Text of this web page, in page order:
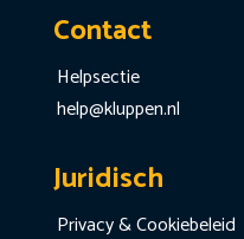
Contact
Helpsectie
help@kluppen.nl
Juridisch
Privacy & Cookiebeleid